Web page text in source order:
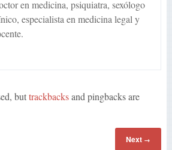
en medicina, psiquiatra, sexólogo
especialista en medicina legal y
buttrackbacksand pingbacks are
Next →